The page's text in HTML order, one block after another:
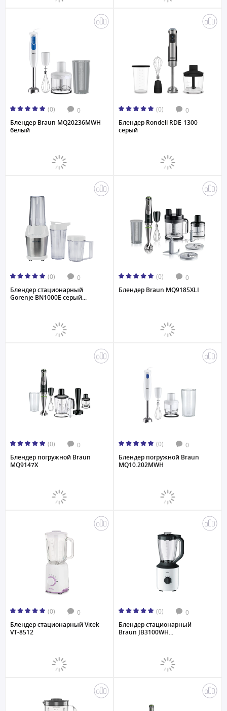
(0) 0
Блендер Braun MQ20236MWH
белый
(0) 0
Блендер Rondell RDE-1300
серый
(0) 0
Блендер стационарный
Gorenje BN1000E серый...
(0) 0
Блендер Braun MQ9185XLI
(0) 0
Блендер погружной Braun
MQ9147X
(0) 0
Блендер погружной Braun
MQ10.202MWH
(0) 0
Блендер стационарный Vitek
VT-8512
(0) 0
Блендер стационарный
Braun JB3100WH...